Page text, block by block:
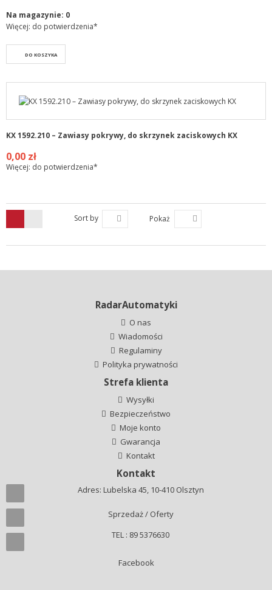
Na magazynie: 0
Więcej: do potwierdzenia*
DO KOSZYKA
KX 1592.210 – Zawiasy pokrywy, do skrzynek zaciskowych KX
0,00 zł
Więcej: do potwierdzenia*
Sort by Pokaż
RadarAutomatyki
O nas
Wiadomości
Regulaminy
Polityka prywatności
Strefa klienta
Wysyłki
Bezpieczeństwo
Moje konto
Gwarancja
Kontakt
Kontakt
Adres: Lubelska 45, 10-410 Olsztyn
Sprzedaż / Oferty
TEL : 89 5376630
Facebook